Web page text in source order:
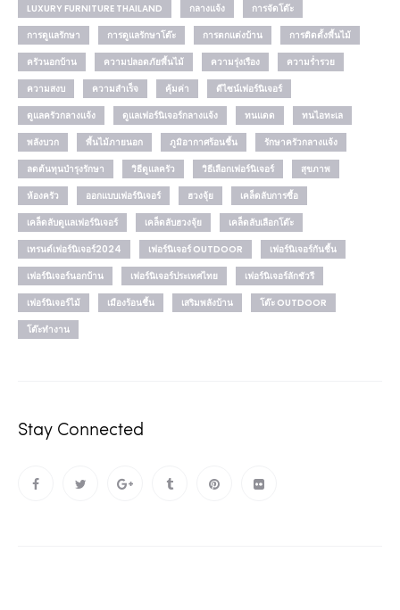
LUXURY FURNITURE THAILAND กลางแจ้ง
การจัดโต๊ะ
การดูแลรักษา
การดูแลรักษาโต๊ะ การตกแต่งบ้าน
การติดตั้งพื้นไม้
ครัวนอกบ้าน
ความปลอดภัยพื้นไม้ ความรุ่งเรือง
ความร่ำรวย
ความสงบ
ความสำเร็จ คุ้มค่า
ดีไซน์เฟอร์นิเจอร์
ดูแลครัวกลางแจ้ง
ดูแลเฟอร์นิเจอร์กลางแจ้ง ทนแดด
ทนไอทะเล
พลังบวก
พื้นไม้ภายนอก ภูมิอากาศร้อนชื้น
รักษาครัวกลางแจ้ง
ลดต้นทุนบำรุงรักษา
วิธีดูแลครัว วิธีเลือกเฟอร์นิเจอร์
สุขภาพ
ห้องครัว
ออกแบบเฟอร์นิเจอร์ ฮวงจุ้ย
เคล็ดลับการซื้อ
เคล็ดลับดูแลเฟอร์นิเจอร์
เคล็ดลับฮวงจุ้ย
เคล็ดลับเลือกโต๊ะ
เทรนด์เฟอร์นิเจอร์2024
เฟอร์นิเจอร์ OUTDOOR
เฟอร์นิเจอร์กันชื้น
เฟอร์นิเจอร์นอกบ้าน
เฟอร์นิเจอร์ประเทศไทย
เฟอร์นิเจอร์ลักชัวรี
เฟอร์นิเจอร์ไม้
เมืองร้อนชื้น เสริมพลังบ้าน
โต๊ะ OUTDOOR
โต๊ะทำงาน
Stay Connected